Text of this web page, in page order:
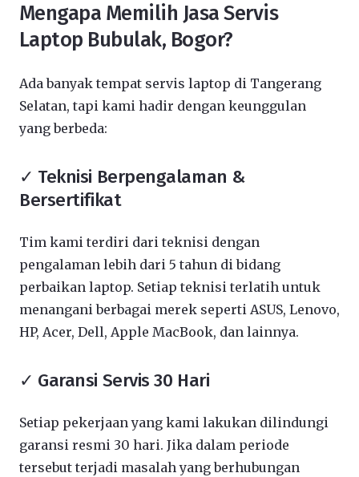
Mengapa Memilih Jasa Servis
Laptop Bubulak, Bogor?
Ada banyak tempat servis laptop di Tangerang
Selatan, tapi kami hadir dengan keunggulan
yang berbeda:
✓ Teknisi Berpengalaman &
Bersertifikat
Tim kami terdiri dari teknisi dengan
pengalaman lebih dari 5 tahun di bidang
perbaikan laptop. Setiap teknisi terlatih untuk
menangani berbagai merek seperti ASUS, Lenovo,
HP, Acer, Dell, Apple MacBook, dan lainnya.
✓ Garansi Servis 30 Hari
Setiap pekerjaan yang kami lakukan dilindungi
garansi resmi 30 hari. Jika dalam periode
tersebut terjadi masalah yang berhubungan